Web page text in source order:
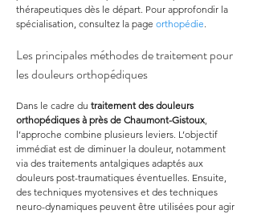
thérapeutiques dès le départ. Pour approfondir la
spécialisation, consultez la page orthopédie.
Les principales méthodes de traitement pour
les douleurs orthopédiques
Dans le cadre du traitement des douleurs
orthopédiques à près de Chaumont-Gistoux,
l’approche combine plusieurs leviers. L’objectif
immédiat est de diminuer la douleur, notamment
via des traitements antalgiques adaptés aux
douleurs post-traumatiques éventuelles. Ensuite,
des techniques myotensives et des techniques
neuro-dynamiques peuvent être utilisées pour agir